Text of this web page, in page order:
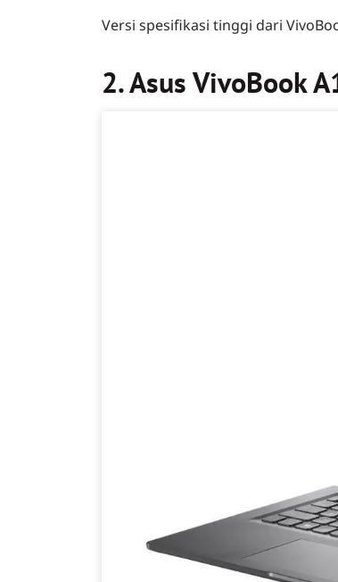
Versi spesifikasi tinggi dari
2. Asus VivoBook